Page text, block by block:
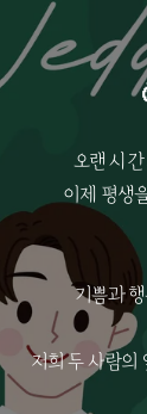
오랜 시
이제 평생
기쁨과
저희 두 사람의